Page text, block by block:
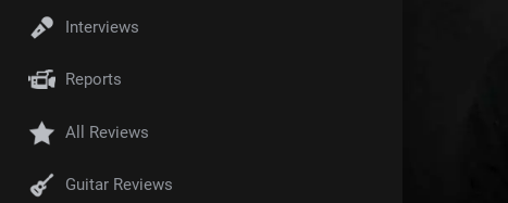
Interviews
Reports
All Reviews
Guitar Reviews